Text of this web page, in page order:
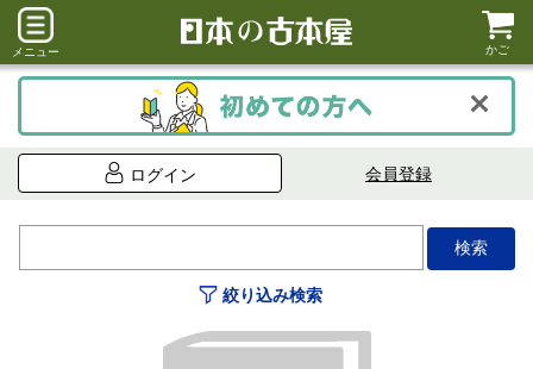
メニュー かご
ログイン 会員登録
絞り込み検索